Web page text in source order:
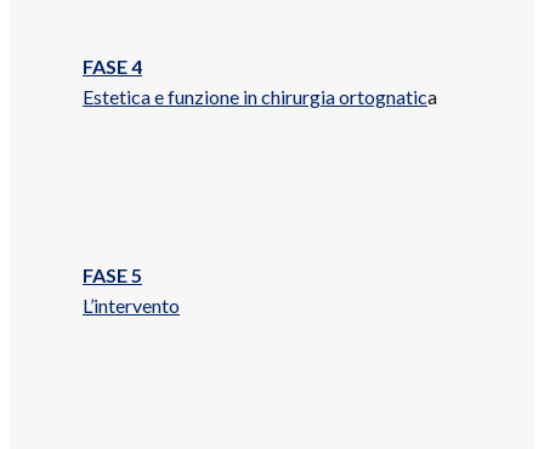
FASE 4
Estetica e funzione in chirurgia ortognatica
FASE 5
L’intervento